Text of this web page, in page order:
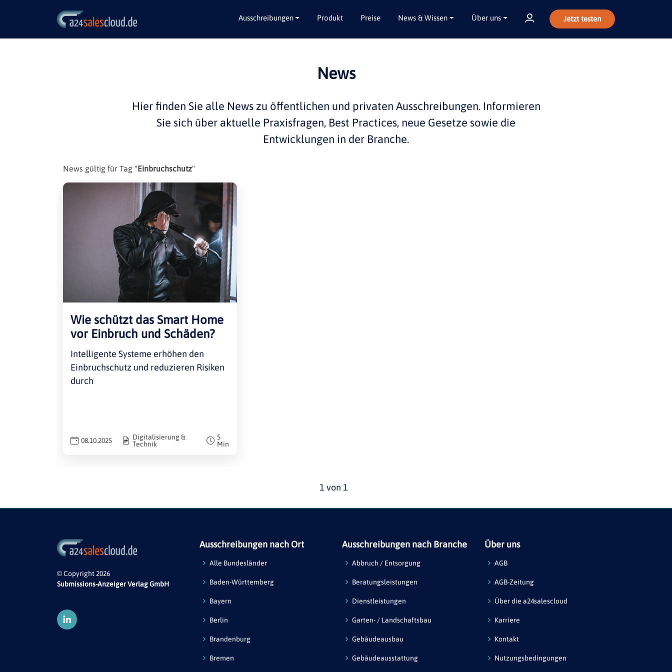
Ausschreibungen
Berlin
Brandenburg
Bremen
Beratungsleistungen
Garten- / Landschaftsbau
Gebäudeausbau
Gebäudeausstattung
Produkt Preise News & Wissen Über uns Jetzt testen
News
Hier finden Sie alle Newszu öffentlichen und privaten Ausschreibungen. Informieren
Sie sich über aktuelle Praxisfragen, Best Practices, neue Gesetze sowie die
Entwicklungen in der Branche.
News gültig für Tag "Einbruchschutz"
Wie schützt das Smart Home
vor Einbruch und Schäden?
Intelligente Systeme erhöhen den
Einbruchschutz und reduzieren Risiken
durch
08.10.2025
Digitalisierung &
Technik
5
Min
1 von 1
© Copyright 2026
Submissions-Anzeiger Verlag GmbH
Ausschreibungen nach Ort
Alle Bundesländer
Baden-Württemberg
Bayern
Berlin
Brandenburg
Bremen
Ausschreibungen nach Branche
Abbruch / Entsorgung
Beratungsleistungen
Dienstleistungen
Garten- / Landschaftsbau
Gebäudeausbau
Gebäudeausstattung
Über uns
AGB
AGB-Zeitung
Über die a24salescloud
Karriere
Kontakt
Nutzungsbedingungen